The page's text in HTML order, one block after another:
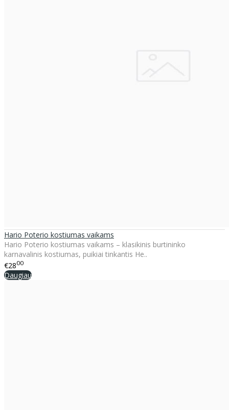
Hario Poterio kostiumas vaikams
Hario Poterio kostiumas vaikams – klasikinis burtininko
karnavalinis kostiumas, puikiai tinkantis He..
€2800
Daugiau